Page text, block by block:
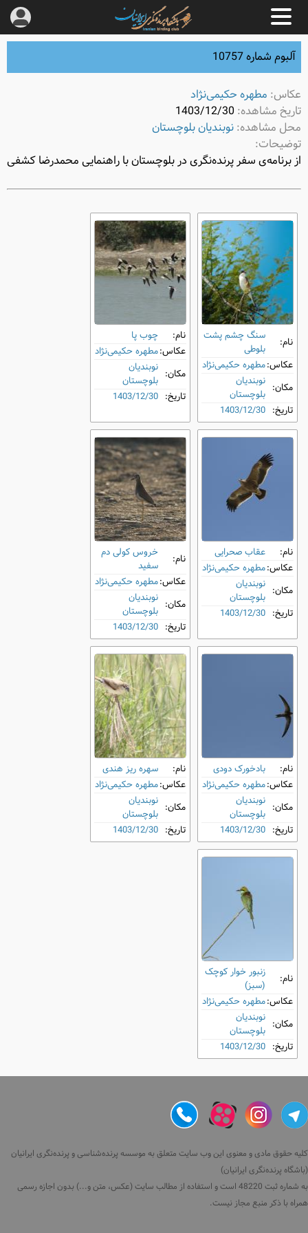
آلبوم شماره 10757
عکاس: مطهره حکیمی‌نژاد
تاریخ مشاهده: 1403/12/30
محل مشاهده:نوبندیان بلوچستان
توضیحات:
از برنامه‌ی سفر پرنده‌نگری در بلوچستان با راهنمایی محمدرضا کشفی
نام:
سنگ ‌چشم پشت
‌بلوطی
عکاس:مطهره حکیمی‌نژاد
مکان: نوبندیان
بلوچستان
تاریخ: 1403/12/30
نام:
چوب ‌پا
عکاس:مطهره حکیمی‌نژاد
مکان: نوبندیان
بلوچستان
تاریخ: 1403/12/30
نام:
عقاب صحرایی
عکاس:مطهره حکیمی‌نژاد
مکان: نوبندیان
بلوچستان
تاریخ: 1403/12/30
نام:
خروس کولی دم‌
سفید
عکاس:مطهره حکیمی‌نژاد
مکان: نوبندیان
بلوچستان
تاریخ: 1403/12/30
نام:
بادخورک دودی
عکاس:مطهره حکیمی‌نژاد
مکان: نوبندیان
بلوچستان
تاریخ: 1403/12/30
نام:
سهره ریز هندی
عکاس:مطهره حکیمی‌نژاد
مکان: نوبندیان
بلوچستان
تاریخ: 1403/12/30
نام:
زنبور خوار کوچک
(سبز)
عکاس:مطهره حکیمی‌نژاد
مکان: نوبندیان
بلوچستان
تاریخ: 1403/12/30
کلیه حقوق مادی و معنوی این وب سایت متعلق به موسسه پرنده‌شناسی و پرنده‌نگری ایرانیان
(باشگاه پرنده‌نگری ایرانیان)
به شماره ثبت 48220 است و استفاده از مطالب سایت (عکس، متن و...) بدون اجازه رسمی
همراه با ذکر منبع مجاز نیست.